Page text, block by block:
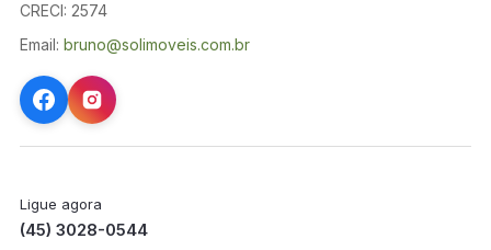
CRECI: 2574
Email: bruno@solimoveis.com.br
Ligue agora
(45) 3028-0544